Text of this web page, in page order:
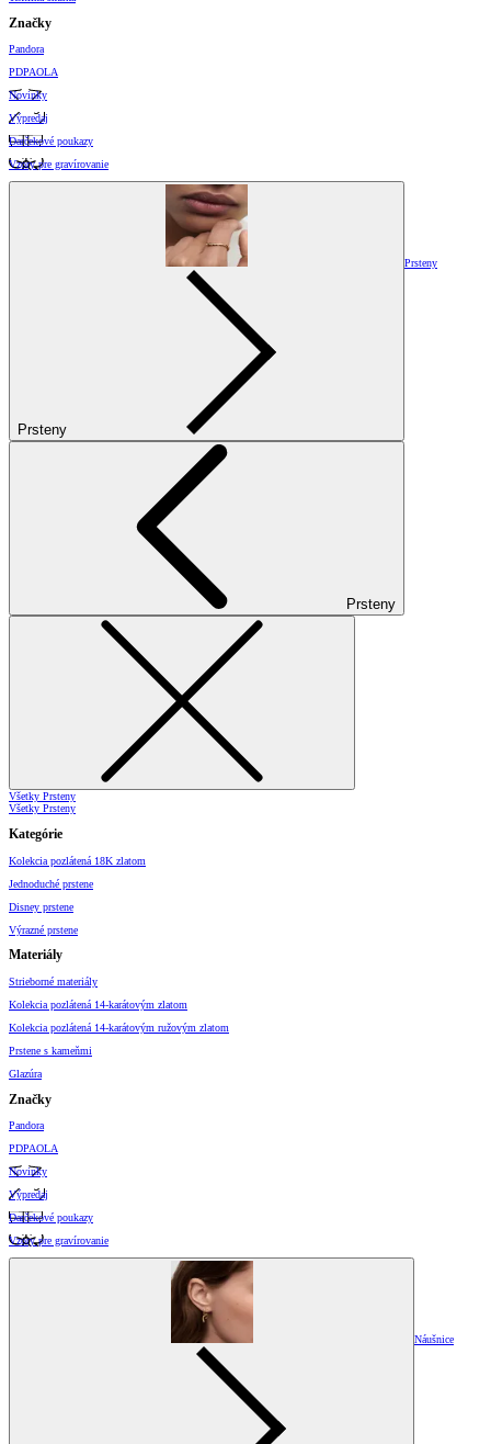
Značky
Pandora
PDPAOLA
Novinky
Výpredaj
Darčekové poukazy
Vzory pre gravírovanie
Prsteny
Prsteny
Prsteny
Všetky Prsteny
Všetky Prsteny
Kategórie
Kolekcia pozlátená 18K zlatom
Jednoduché prstene
Disney prstene
Výrazné prstene
Materiály
Strieborné materiály
Kolekcia pozlátená 14-karátovým zlatom
Kolekcia pozlátená 14-karátovým ružovým zlatom
Prstene s kameňmi
Glazúra
Značky
Pandora
PDPAOLA
Novinky
Výpredaj
Darčekové poukazy
Vzory pre gravírovanie
Náušnice